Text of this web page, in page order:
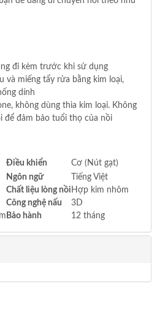
đi kèm trước khi sử dụng
và miếng tẩy rửa bằng kim loại,
dính
không dùng thìa kim loại. Không
đảm bảo tuổi thọ của nồi
Điều khiển
Cơ (Nút gạt)
Ngôn ngữ
Tiếng Việt
Chất liệu lòng nồi Hợp kim nhôm
Công nghệ nấu
3D
Bảo hành 12 tháng